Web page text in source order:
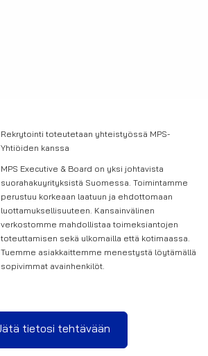
Rekrytointi toteutetaan yhteistyössä MPS-
Yhtiöiden kanssa
MPS Executive & Board on yksi johtavista
suorahakuyrityksistä Suomessa. Toimintamme
perustuu korkeaan laatuun ja ehdottomaan
luottamuksellisuuteen. Kansainvälinen
verkostomme mahdollistaa toimeksiantojen
toteuttamisen sekä ulkomailla että kotimaassa.
Tuemme asiakkaittemme menestystä löytämällä
sopivimmat avainhenkilöt.
tietosi tehtävään